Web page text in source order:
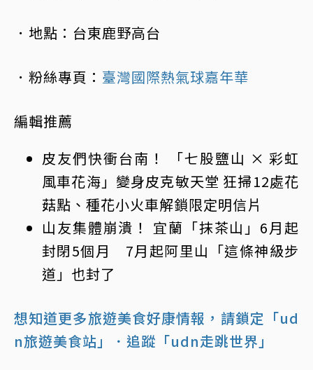
．地點：台東鹿野高台
．粉絲專頁： 臺灣國際熱氣球嘉年華
編輯推薦
皮友們快衝台南！ 「七股鹽山 × 彩虹
風車花海」變身皮克敏天堂 狂掃12處花
菇點、種花小火車解鎖限定明信片
山友集體崩潰！ 宜蘭「抹茶山」6月起
封閉5個月 7月起阿里山「這條神級步
道」也封了
想知道更多旅遊美食好康情報，請鎖定「ud
n旅遊美食站」
．追蹤「udn走跳世界」